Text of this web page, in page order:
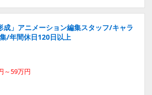
成」アニメーション編集スタッフ/キャラ
/年間休日120日以上
～59万円